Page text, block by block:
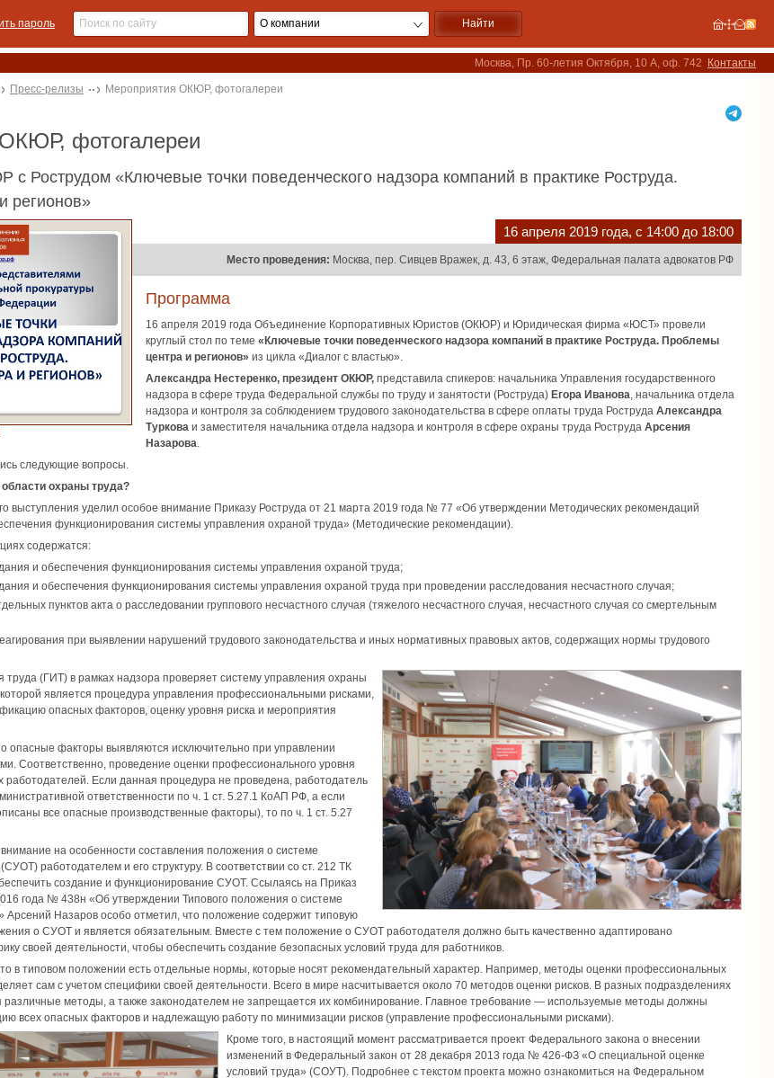
пароль
Москва, Пр. 60-летия Октября, 10 А, оф. 742 Контакты
Пресс-релизы Мероприятия ОКЮР, фотогалереи
ОКЮР, фотогалереи
с Рострудом «Ключевые точки поведенческого надзора компаний в практике Роструда.
регионов»
16 апреля 2019 года, с 14:00 до 18:00
Место проведения: Москва, пер. Сивцев Вражек, д. 43, 6 этаж, Федеральная палата адвокатов РФ
Программа
16 апреля 2019 года Объединение Корпоративных Юристов (ОКЮР) и Юридическая фирма «ЮСТ» провели
круглый стол по теме «Ключевые точки поведенческого надзора компаний в практике Роструда. Проблемы
центра и регионов» из цикла «Диалог с властью».
Александра Нестеренко, президент ОКЮР, представила спикеров: начальника Управления государственного
надзора в сфере труда Федеральной службы по труду и занятости (Роструда) Егора Иванова, начальника отдела
надзора и контроля за соблюдением трудового законодательства в сфере оплаты труда Роструда Александра
Туркова и заместителя начальника отдела надзора и контроля в сфере охраны труда Роструда Арсения
Назарова.
следующие вопросы.
охраны труда?
выступления уделил особое внимание Приказу Роструда от 21 марта 2019 года № 77 «Об утверждении Методических рекомендаций
функционирования системы управления охраной труда» (Методические рекомендации).
содержатся:
и обеспечения функционирования системы управления охраной труда;
и обеспечения функционирования системы управления охраной труда при проведении расследования несчастного случая;
пунктов акта о расследовании группового несчастного случая (тяжелого несчастного случая, несчастного случая со смертельным
при выявлении нарушений трудового законодательства и иных нормативных правовых актов, содержащих нормы трудового
труда (ГИТ) в рамках надзора проверяет систему управления охраны
является процедура управления профессиональными рисками,
опасных факторов, оценку уровня риска и мероприятия
опасные факторы выявляются исключительно при управлении
Соответственно, проведение оценки профессионального уровня
работодателей. Если данная процедура не проведена, работодатель
ответственности по ч. 1 ст. 5.27.1 КоАП РФ, а если
все опасные производственные факторы), то по ч. 1 ст. 5.27
на особенности составления положения о системе
работодателем и его структуру. В соответствии со ст. 212 ТК
создание и функционирование СУОТ. Ссылаясь на Приказ
года № 438н «Об утверждении Типового положения о системе
Арсений Назаров особо отметил, что положение содержит типовую
о СУОТ и является обязательным. Вместе с тем положение о СУОТ работодателя должно быть качественно адаптировано
своей деятельности, чтобы обеспечить создание безопасных условий труда для работников.
в типовом положении есть отдельные нормы, которые носят рекомендательный характер. Например, методы оценки профессиональных
сам с учетом специфики своей деятельности. Всего в мире насчитывается около 70 методов оценки рисков. В разных подразделениях
различные методы, а также законодателем не запрещается их комбинирование. Главное требование — используемые методы должны
всех опасных факторов и надлежащую работу по минимизации рисков (управление профессиональными рисками).
Кроме того, в настоящий момент рассматривается проект Федерального закона о внесении
изменений в Федеральный закон от 28 декабря 2013 года № 426-ФЗ «О специальной оценке
условий труда» (СОУТ). Подробнее с текстом проекта можно ознакомиться на Федеральном